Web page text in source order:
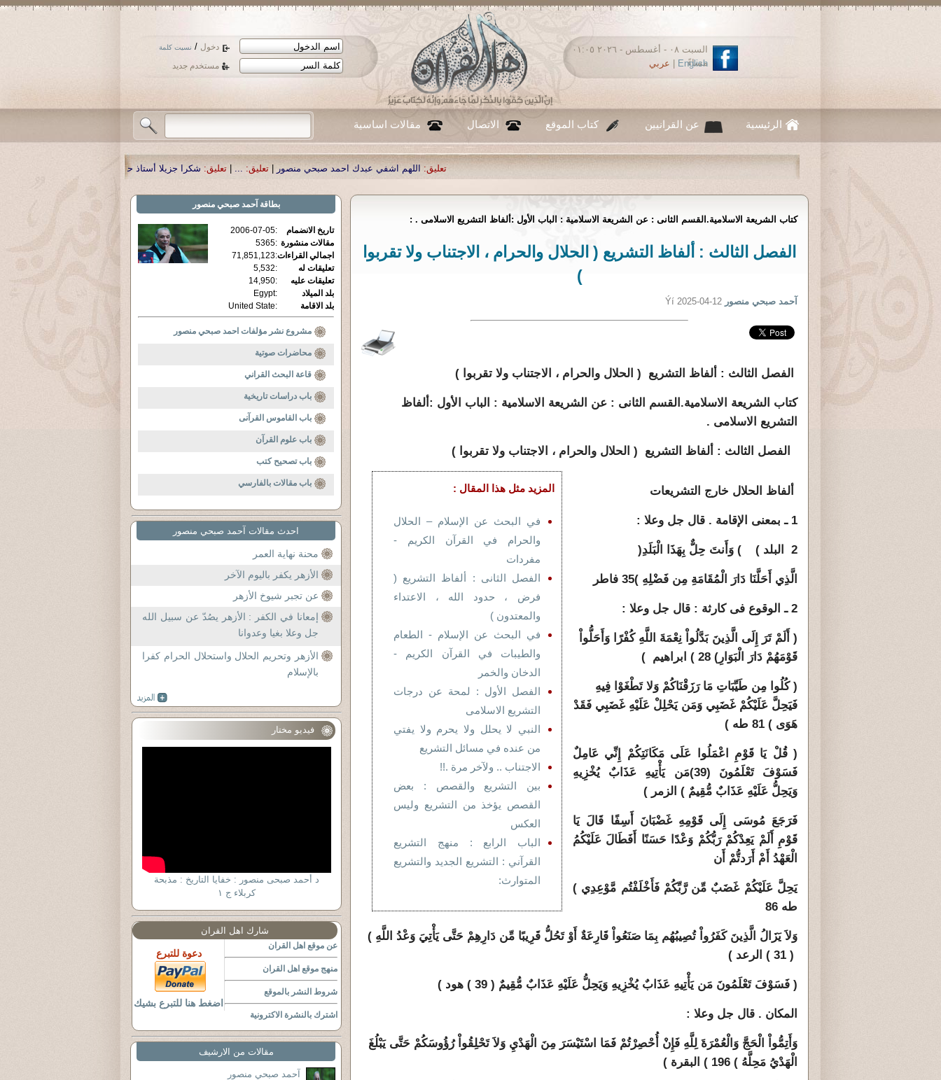
دخول / نسيت كلمة
مستخدم جديد
السبت ٠٨ - أغسطس - ٢٠٢٦ ٠١:٠٥
مساءً
English عربي
الرئيسية عن القرانيين كتاب الموقع الاتصال مقالات اساسية
اللهم اشفي عبدك احمد صبحي منصور|تعليق: ...
|تعليق: شكرا جزيلا أستاذ حمد الحمد .أكرمكم الله .|تعليق:
كتاب الشريعة الاسلامية.القسم الثانى : عن الشريعة الاسلامية : الباب الأول :ألفاظ التشريع الاسلامى . :
الفصل الثالث : ألفاظ التشريع ( الحلال والحرام ، الاجتناب ولا تقربوا
)
آحمد صبحي منصور Ýí 2025-04-12
الفصل الثالث : ألفاظ التشريع ( الحلال والحرام ، الاجتناب ولا تقربوا )
كتاب الشريعة الاسلامية.القسم الثانى : عن الشريعة الاسلامية : الباب الأول : ألفاظ
التشريع الاسلامى .
الفصل الثالث : ألفاظ التشريع ( الحلال والحرام ، الاجتناب ولا تقربوا )
المزيد مثل هذا المقال :
في البحث عن الإسلام – الحلال
والحرام في القرآن الكريم -
مفردات
الفصل الثانى : ألفاظ التشريع (
فرض ، حدود الله ، الاعتداء
والمعتدون )
في البحث عن الإسلام - الطعام
والطيبات في القرآن الكريم -
الدخان والخمر
الفصل الأول : لمحة عن درجات
التشريع الاسلامى
النبي لا يحلل ولا يحرم ولا يفتي
من عنده في مسائل التشريع
الاجتناب .. ولآخر مرة .!!
بين التشريع والقصص : بعض
القصص يؤخذ من التشريع وليس
العكس
الباب الرابع : منهج التشريع
القرآني : التشريع الجديد والتشريع
المتوارث:
ألفاظ الحلال خارج التشريعات
1 ـ بمعنى الإقامة . قال جل وعلا :
2 البلد ) ) وَأَنتَ حِلٌّ بِهَذَا الْبَلَدِ(
الَّذِي أَحَلَّنَا دَارَ الْمُقَامَةِ مِن فَضْلِهِ )35 فاطر
2 ـ الوقوع فى كارثة : قال جل وعلا :
( أَلَمْ تَرَ إِلَى الَّذِينَ بَدَّلُواْ نِعْمَةَ اللَّهِ كُفْرًا وَأَحَلُّواْ
قَوْمَهُمْ دَارَ الْبَوَارِ) 28 ) ابراهيم )
( كُلُوا مِن طَيِّبَاتِ مَا رَزَقْنَاكُمْ وَلا تَطْغَوْا فِيهِ
فَيَحِلَّ عَلَيْكُمْ غَضَبِي وَمَن يَحْلِلْ عَلَيْهِ غَضَبِي فَقَدْ
هَوَى ) 81 طه )
( قُلْ يَا قَوْمِ اعْمَلُوا عَلَى مَكَانَتِكُمْ إِنِّي عَامِلٌ
فَسَوْفَ تَعْلَمُونَ (39)مَن يَأْتِيهِ عَذَابٌ يُخْزِيهِ
وَيَحِلُّ عَلَيْهِ عَذَابٌ مُّقِيمٌ ) الزمر )
فَرَجَعَ مُوسَى إِلَى قَوْمِهِ غَضْبَانَ أَسِفًا قَالَ يَا
قَوْمِ أَلَمْ يَعِدْكُمْ رَبُّكُمْ وَعْدًا حَسَنًا أَفَطَالَ عَلَيْكُمُ
الْعَهْدُ أَمْ أَرَدتُّمْ أَن
يَحِلَّ عَلَيْكُمْ غَضَبٌ مِّن رَّبِّكُمْ فَأَخْلَفْتُم مَّوْعِدِي )
طه 86
وَلاَ يَزَالُ الَّذِينَ كَفَرُواْ تُصِيبُهُم بِمَا صَنَعُواْ قَارِعَةٌ أَوْ تَحُلُّ قَرِيبًا مِّن دَارِهِمْ حَتَّى يَأْتِيَ وَعْدُ اللَّهِ )
( 31 ) الرعد )
( فَسَوْفَ تَعْلَمُونَ مَن يَأْتِيهِ عَذَابٌ يُخْزِيهِ وَيَحِلُّ عَلَيْهِ عَذَابٌ مُّقِيمٌ ( 39 ) هود )
المكان . قال جل وعلا :
وَأَتِمُّواْ الْحَجَّ وَالْعُمْرَةَ لِلَّهِ فَإِنْ أُحْصِرْتُمْ فَمَا اسْتَيْسَرَ مِنَ الْهَدْيِ وَلاَ تَحْلِقُواْ رُؤُوسَكُمْ حَتَّى يَبْلُغَ
الْهَدْيُ مَحِلَّهُ ) 196 ) البقرة )
بطاقة آحمد صبحي منصور
تاريخ الانضمام :
2006-07-05
مقالات منشورة :
5365
اجمالي القراءات:
71,851,123
تعليقات له
:
5,532
تعليقات عليه
:
14,950
بلد الميلاد
:
Egypt
بلد الاقامة
:
United State
مشروع نشر مؤلفات احمد صبحي منصور
محاضرات صوتية
قاعة البحث القراني
باب دراسات تاريخية
باب القاموس القرآنى
باب علوم القرآن
باب تصحيح كتب
باب مقالات بالفارسي
احدث مقالات آحمد صبحي منصور
محنة نهاية العمر
الأزهر يكفر باليوم الآخر
عن تجبر شيوخ الأزهر
إمعانا في الكفر : الأزهر يصُدّ عن سبيل الله
جل وعلا بغيا وعدوانا
الأزهر وتحريم الحلال واستحلال الحرام كفرا
بالإسلام
فيديو مختار
د أحمد صبحى منصور : خفايا التاريخ : مذبحة
كربلاء ج ١
شارك اهل القران
عن موقع اهل القران
منهج موقع اهل القران
شروط النشر بالموقع
اشترك بالنشرة الاكترونية
دعوة للتبرع
اضغط هنا للتبرع بشيك
مقالات من الارشيف
آحمد صبحي منصور